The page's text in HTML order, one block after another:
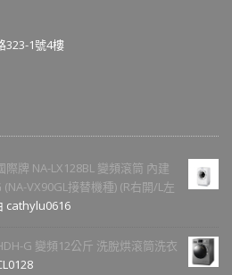
323-1號4樓
牌 NA-LX128BL 變頻滾筒 內建
VX90GL接替機種) (R右開/L左
cathylu0616
G 變頻12公斤 洗脫烘滾筒洗衣